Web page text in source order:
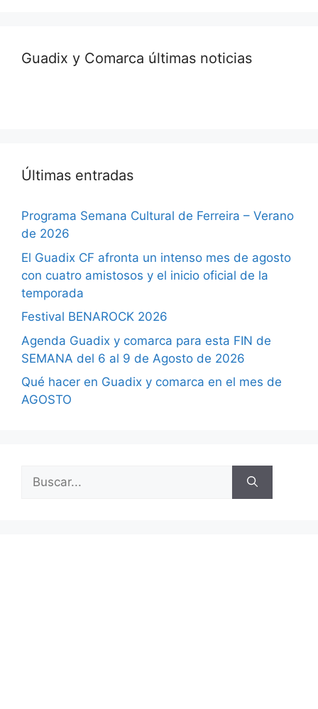
Guadix y Comarca últimas noticias
Últimas entradas
Programa Semana Cultural de Ferreira – Verano
de 2026
El Guadix CF afronta un intenso mes de agosto
con cuatro amistosos y el inicio oficial de la
temporada
Festival BENAROCK 2026
Agenda Guadix y comarca para esta FIN de
SEMANA del 6 al 9 de Agosto de 2026
Qué hacer en Guadix y comarca en el mes de
AGOSTO
Buscar: